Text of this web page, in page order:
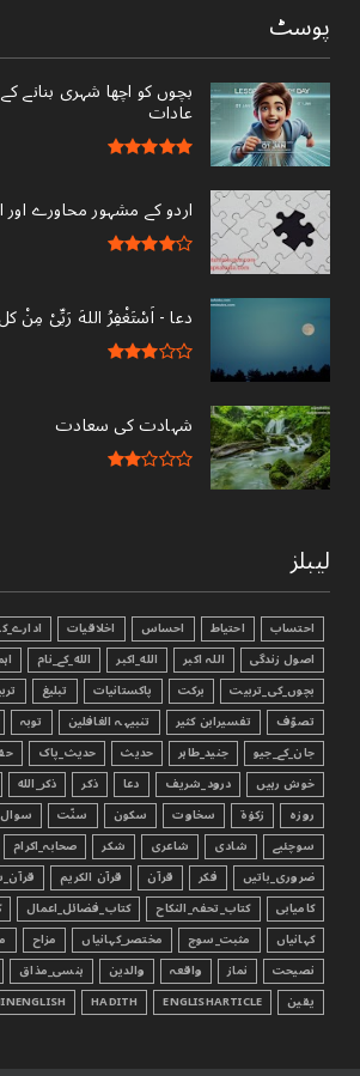
پوسٹ
بچوں کو اچھا شہری بنانے
عادات
اردو کے مشہور محاورے
دعا - ‎اَسْتَغْفِرُ اللهَ رَبِّىْ مِنْ کل ذَنبٍ وَّاَتُوْبُ اِلَيْهِ
شہادت کی سعادت
لیبلز
احتساب احتیاط احساس اخلاقیات
اصول زندگی
اللہ اکبر الله_اکبر الله_کے_نام
بچوں_کی_تربیت
برکت پاکستانیات تبليغ
تصوّف
تفسیرابن کثیر تنبیہہ الغافلین توبہ
جان_کے_جیو
جنید_طاہر حدیث حدیث_پاک
خوش رہیں
درود_شریف دعا ذکر ذکر_الله
روزہ
زکوٰۃ سخاوت سکون سنّت
سوچئیے
شادی شاعری شکر صحابہ_اکرام
ضروری_باتیں
فکر قرآن قرآن الکریم
کامیابی
کتاب_تحفہ_النکاح کتاب_فضائل_اعمال
کہانیاں
مثبت_سوچ مختصر_کہانیاں مزاح
نصیحت
نماز واقعہ والدین ہنسی_مذاق
یقین
ENGLISHARTICLE
HADITH